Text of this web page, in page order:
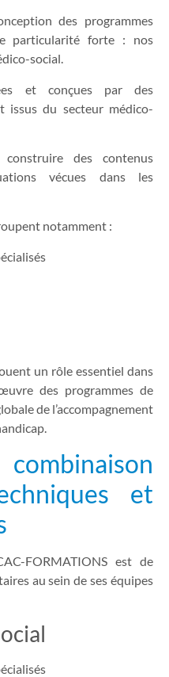
des programmes
particularité forte : nos
social.
et conçues par des
issus du secteur médico-
des contenus
vécues dans les
notamment :
un rôle essentiel dans
des programmes de
de l’accompagnement
et
FORMATIONS est de
au sein de ses équipes